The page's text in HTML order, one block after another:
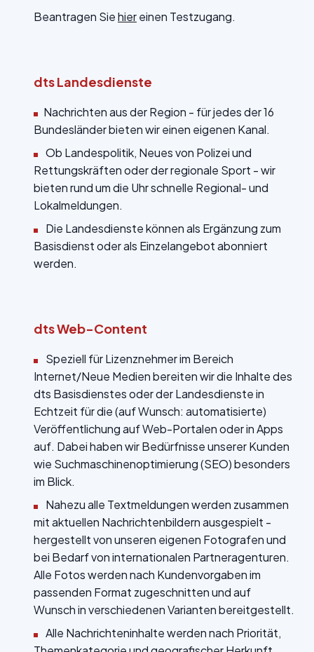
Beantragen Siehiereinen Testzugang.
dts Landesdienste
Nachrichten aus der Region - für jedes der 16
Bundesländer bieten wir einen eigenen Kanal.
Ob Landespolitik, Neues von Polizei und
Rettungskräften oder der regionale Sport - wir
bieten rund um die Uhr schnelle Regional- und
Lokalmeldungen.
Die Landesdienste können als Ergänzung zum
Basisdienst oder als Einzelangebot abonniert
werden.
dts Web-Content
Speziell für Lizenznehmer im Bereich
Internet/Neue Medien bereiten wir die Inhalte des
dts Basisdienstes oder der Landesdienste in
Echtzeit für die (auf Wunsch: automatisierte)
Veröffentlichung auf Web-Portalen oder in Apps
auf. Dabei haben wir Bedürfnisse unserer Kunden
wie Suchmaschinenoptimierung (SEO) besonders
im Blick.
Nahezu alle Textmeldungen werden zusammen
mit aktuellen Nachrichtenbildern ausgespielt -
hergestellt von unseren eigenen Fotografen und
bei Bedarf von internationalen Partneragenturen.
Alle Fotos werden nach Kundenvorgaben im
passenden Format zugeschnitten und auf
Wunsch in verschiedenen Varianten bereitgestellt.
Alle Nachrichteninhalte werden nach Priorität,